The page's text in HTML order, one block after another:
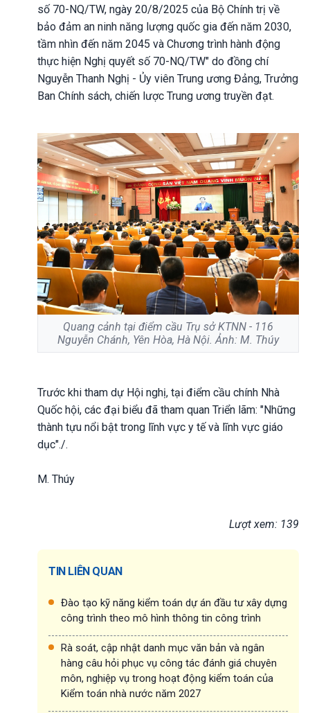
số 70-NQ/TW, ngày 20/8/2025 của Bộ Chính trị về
bảo đảm an ninh năng lượng quốc gia đến năm 2030,
tầm nhìn đến năm 2045 và Chương trình hành động
thực hiện Nghị quyết số 70-NQ/TW" do đồng chí
Nguyễn Thanh Nghị - Ủy viên Trung ương Đảng, Trưởng
Ban Chính sách, chiến lược Trung ương truyền đạt.
Quang cảnh tại điểm cầu Trụ sở KTNN - 116
Nguyễn Chánh, Yên Hòa, Hà Nội. Ảnh: M. Thúy
Trước khi tham dự Hội nghị, tại điểm cầu chính Nhà
Quốc hội, các đại biểu đã tham quan Triển lãm: "Những
thành tựu nổi bật trong lĩnh vực y tế và lĩnh vực giáo
dục"./.
M. Thúy
Lượt xem: 139
TIN LIÊN QUAN
Đào tạo kỹ năng kiểm toán dự án đầu tư xây dựng
công trình theo mô hình thông tin công trình
Rà soát, cập nhật danh mục văn bản và ngân
hàng câu hỏi phục vụ công tác đánh giá chuyên
môn, nghiệp vụ trong hoạt động kiểm toán của
Kiểm toán nhà nước năm 2027